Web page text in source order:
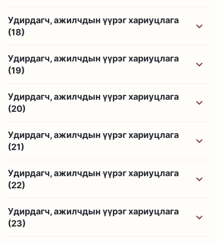
Удирдагч, ажилчдын үүрэг хариуцлага
(18)
Удирдагч, ажилчдын үүрэг хариуцлага
(19)
Удирдагч, ажилчдын үүрэг хариуцлага
(20)
Удирдагч, ажилчдын үүрэг хариуцлага
(21)
Удирдагч, ажилчдын үүрэг хариуцлага
(22)
Удирдагч, ажилчдын үүрэг хариуцлага
(23)